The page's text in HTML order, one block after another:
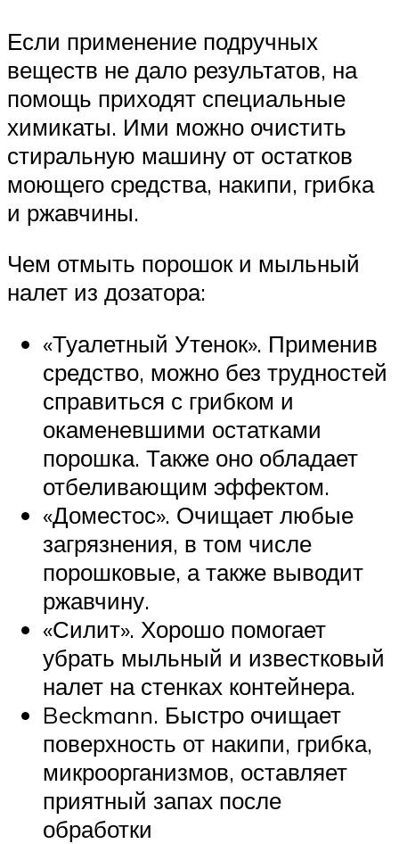
Если применение подручных
веществ не дало результатов, на
помощь приходят специальные
химикаты. Ими можно очистить
стиральную машину от остатков
моющего средства, накипи, грибка
и ржавчины.
Чем отмыть порошок и мыльный
налет из дозатора:
«Туалетный Утенок». Применив
средство, можно без трудностей
справиться с грибком и
окаменевшими остатками
порошка. Также оно обладает
отбеливающим эффектом.
«Доместос». Очищает любые
загрязнения, в том числе
порошковые, а также выводит
ржавчину.
«Силит». Хорошо помогает
убрать мыльный и известковый
налет на стенках контейнера.
Beckmann. Быстро очищает
поверхность от накипи, грибка,
микроорганизмов, оставляет
приятный запах после
обработки